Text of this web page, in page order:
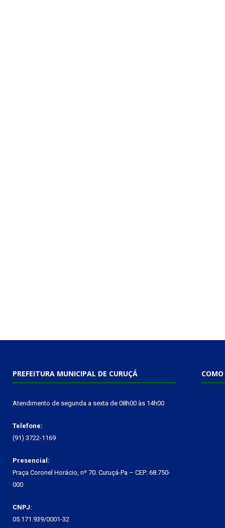
PREFEITURA MUNICIPAL DE CURUÇÁ
Atendimento de segunda a sexta de 08h00 às 14h00
Telefone:
(91) 3722-1169
Presencial:
Praça Coronel Horácio, nº 70. Curuçá-Pa – CEP: 68.750-
000
CNPJ:
05.171.939/0001-32
COMO